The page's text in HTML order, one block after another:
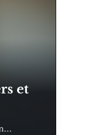
et
…